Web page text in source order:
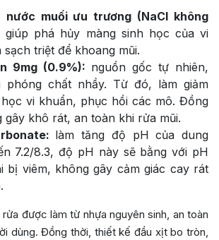
nước muối ưu trương (NaCl không
giúp phá hủy màng sinh học của vi
sạch triệt để khoang mũi.
9mg (0.9%): nguồn gốc tự nhiên,
phóng chất nhầy. Từ đó, làm giảm
học vi khuẩn, phục hồi các mô. Đồng
gây khô rát, an toàn khi rửa mũi.
làm tăng độ pH của dung
7.2/8.3, độ pH này sẽ bằng với pH
bị viêm, không gây cảm giác cay rát
được làm từ nhựa nguyên sinh, an toàn
dùng. Đồng thời, thiết kế đầu xịt bo tròn,